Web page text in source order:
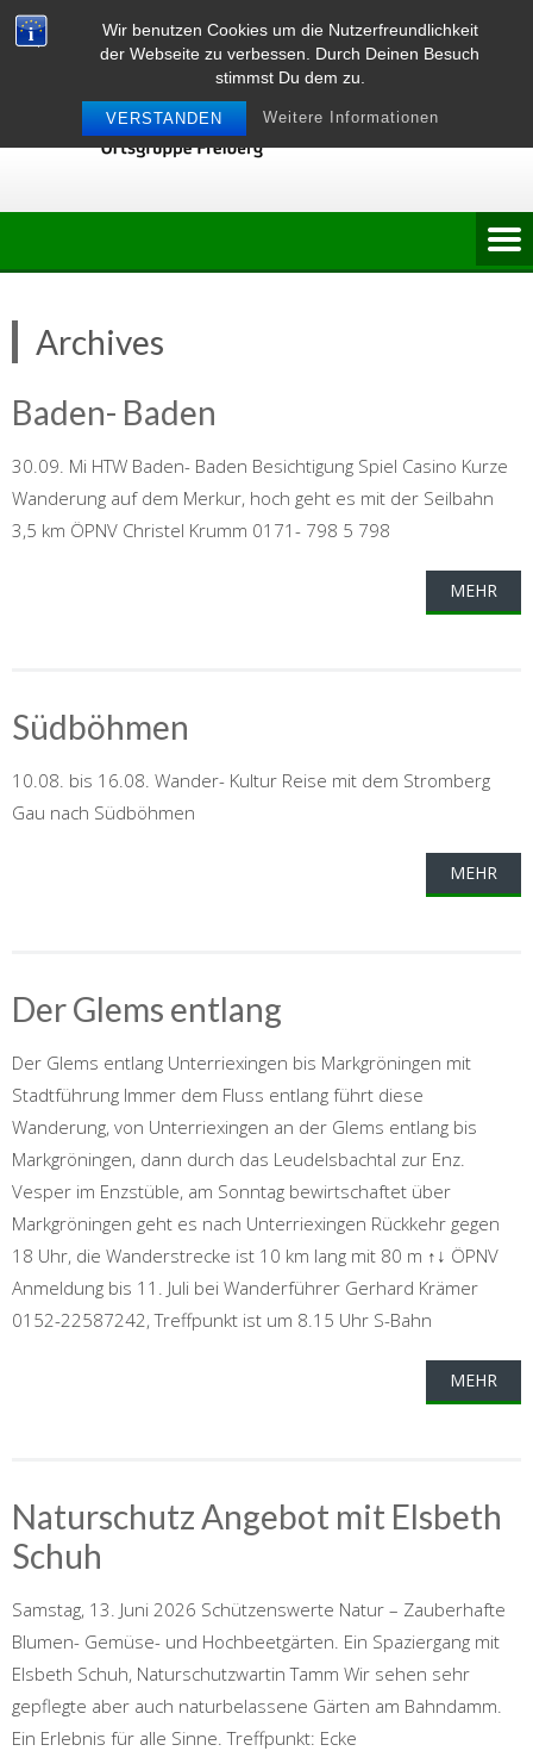
Wir benutzen Cookies um die Nutzerfreundlichkeit
der Webseite zu verbessen. Durch Deinen Besuch
stimmst Du dem zu.
VERSTANDEN Weitere Informationen
Skip
to
Archives
Baden- Baden
30.09. Mi HTW Baden- Baden Besichtigung Spiel Casino Kurze
Wanderung auf dem Merkur, hoch geht es mit der Seilbahn
3,5 km ÖPNV Christel Krumm 0171- 798 5 798
MEHR
Südböhmen
10.08. bis 16.08. Wander- Kultur Reise mit dem Stromberg
Gau nach Südböhmen
MEHR
Der Glems entlang
Der Glems entlang Unterriexingen bis Markgröningen mit
Stadtführung Immer dem Fluss entlang führt diese
Wanderung, von Unterriexingen an der Glems entlang bis
Markgröningen, dann durch das Leudelsbachtal zur Enz.
Vesper im Enzstüble, am Sonntag bewirtschaftet über
Markgröningen geht es nach Unterriexingen Rückkehr gegen
18 Uhr, die Wanderstrecke ist 10 km lang mit 80 m ↑↓ ÖPNV
Anmeldung bis 11. Juli bei Wanderführer Gerhard Krämer
0152-22587242, Treffpunkt ist um 8.15 Uhr S-Bahn
MEHR
Naturschutz Angebot mit Elsbeth
Schuh
Samstag, 13. Juni 2026 Schützenswerte Natur – Zauberhafte
Blumen- Gemüse- und Hochbeetgärten. Ein Spaziergang mit
Elsbeth Schuh, Naturschutzwartin Tamm Wir sehen sehr
gepflegte aber auch naturbelassene Gärten am Bahndamm.
Ein Erlebnis für alle Sinne. Treffpunkt: Ecke